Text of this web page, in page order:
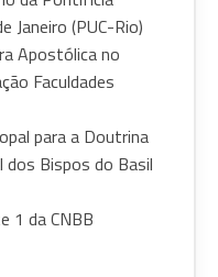
Janeiro (PUC-Rio)
Apostólica no
Faculdades
para a Doutrina
dos Bispos do Basil
1 da CNBB